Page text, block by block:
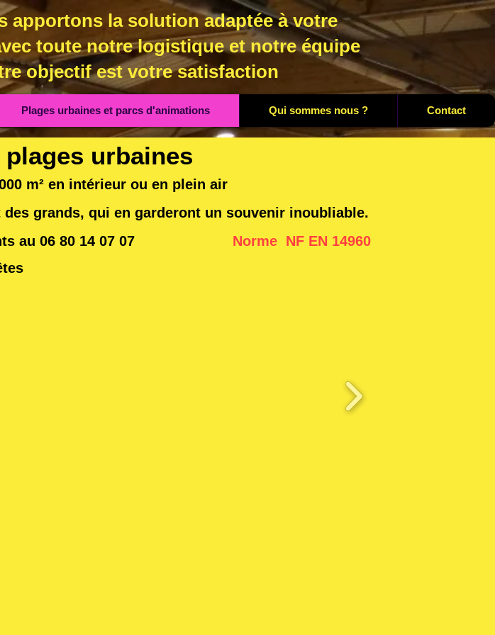
apportons la solution adaptée à votre
toute notre logistique et notre équipe
objectif est votre satisfaction
urbaines
m² en intérieur ou en plein air
grands, qui en garderont un souvenir inoubliable.
80 14 07 07 Norme NF EN 14960
Plages urbaines et parcs d'animations Qui sommes nous ? Contact